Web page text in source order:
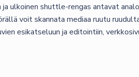
ulkoinen shuttle-rengas antavat
voit skannata mediaa ruutu
esikatseluun ja editointiin,